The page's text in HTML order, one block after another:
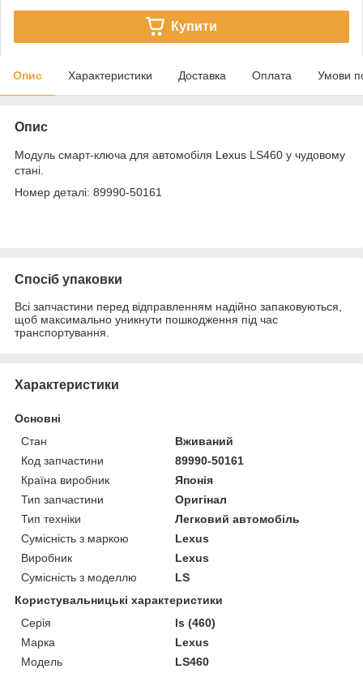
Купити
Опис Характеристики Доставка Оплата Умови
Опис
Модуль смарт-ключа для автомобіля Lexus LS460 у чудовому
стані.
Номер деталі: 89990-50161
Спосіб упаковки
Всі запчастини перед відправленням надійно запаковуються,
щоб максимально уникнути пошкодження під час
транспортування.
Характеристики
Основні
Стан
Вживаний
Код запчастини
89990-50161
Країна виробник
Японія
Тип запчастини
Оригінал
Тип техніки
Легковий автомобіль
Сумісність з маркою
Lexus
Виробник
Lexus
Сумісність з моделлю
LS
Користувальницькі характеристики
Серія
ls (460)
Марка
Lexus
Модель
LS460